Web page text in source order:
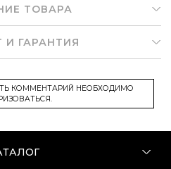
ТОВАРА
И ГАРАНТИЯ
КОММЕНТАРИЙ НЕОБХОДИМО